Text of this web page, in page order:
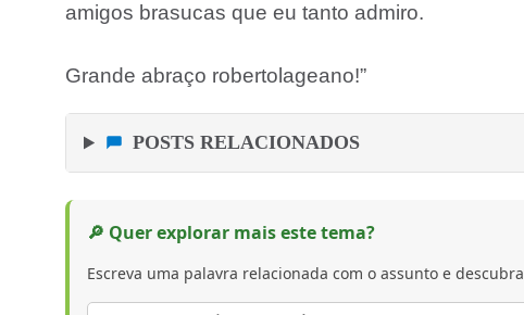
amigos brasucas que eu tanto admiro.
Grande abraço robertolageano!”
POSTS RELACIONADOS
🔎 Quer explorar mais este tema?
Escreva uma palavra relacionada com o assunto e